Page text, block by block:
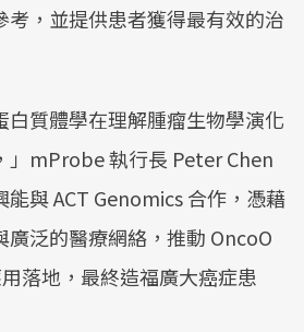
考，並提供患者獲得最有效的治
白質體學在理解腫瘤生物學演化
」mProbe 執行長 Peter Chen
與 ACT Genomics 合作，憑藉
廣泛的醫療網絡，推動 OncoO
落地，最終造福廣大癌症患